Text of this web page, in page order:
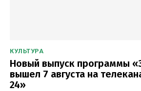
КУЛЬТУРА
Новый выпуск программы
вышел 7 августа на
24»